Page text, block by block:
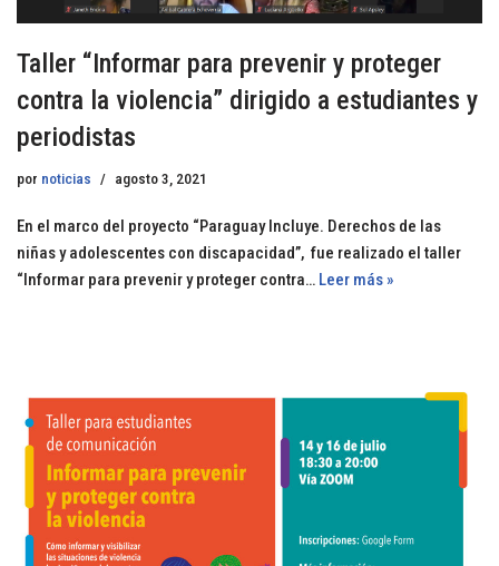
Taller “Informar para prevenir y proteger
contra la violencia” dirigido a estudiantes y
periodistas
por noticias agosto 3, 2021
En el marco del proyecto “Paraguay Incluye. Derechos de las
niñas y adolescentes con discapacidad”, fue realizado el taller
“Informar para prevenir y proteger contra… Leer más »